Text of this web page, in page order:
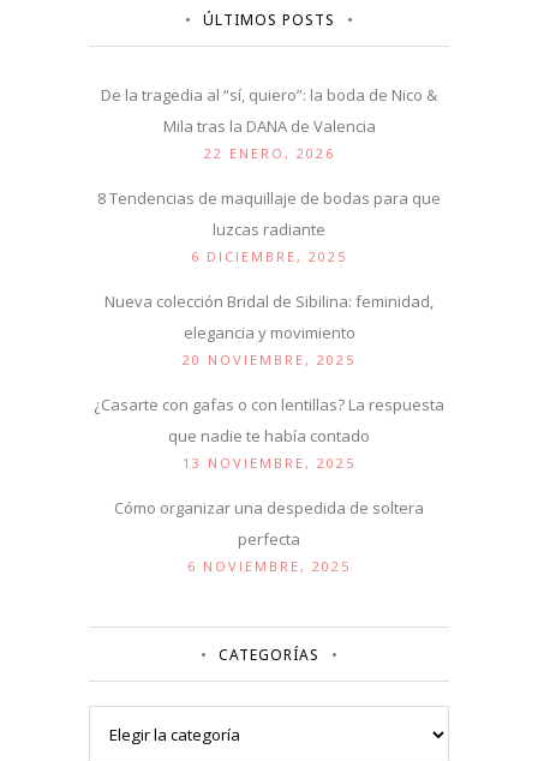
ÚLTIMOS POSTS
De la tragedia al “sí, quiero”: la boda de Nico &
Mila tras la DANA de Valencia
22 ENERO, 2026
8 Tendencias de maquillaje de bodas para que
luzcas radiante
6 DICIEMBRE, 2025
Nueva colección Bridal de Sibilina: feminidad,
elegancia y movimiento
20 NOVIEMBRE, 2025
¿Casarte con gafas o con lentillas? La respuesta
que nadie te había contado
13 NOVIEMBRE, 2025
Cómo organizar una despedida de soltera
perfecta
6 NOVIEMBRE, 2025
CATEGORÍAS